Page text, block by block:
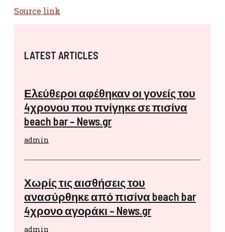
Source link
LATEST ARTICLES
Ελεύθεροι αφέθηκαν οι γονείς του
4χρονου που πνίγηκε σε πισίνα
beach bar – News.gr
admin
Χωρίς τις αισθήσεις του
ανασύρθηκε από πισίνα beach bar
4χρονο αγοράκι – News.gr
admin